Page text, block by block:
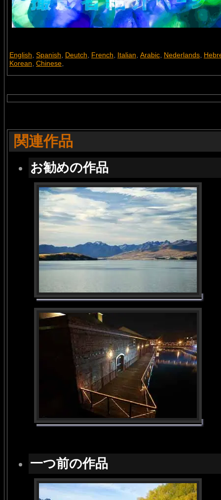
English, Spanish, Deutch, French, Italian, Arabic, Nederlands,
Korean, Chinese,
関連作品
お勧めの作品
一つ前の作品